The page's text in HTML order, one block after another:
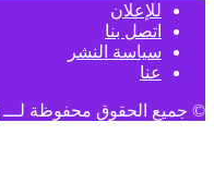
للإعلان
اتصل بنا
سياسة النشر
عنا
© جميع الحقوق محفوظة لـــ